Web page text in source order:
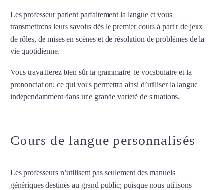
Les professeur parlent parfaitement la langue et vous
transmettrons leurs savoirs dès le premier cours à partir de jeux
de rôles, de mises en scènes et de résolution de problèmes de la
vie quotidienne.
Vous travaillerez bien sûr la grammaire, le vocabulaire et la
prononciation; ce qui vous permettra ainsi d’utiliser la langue
indépendamment dans une grande variété de situations.
Cours de langue personnalisés
Les professeurs n’utilisent pas seulement des manuels
génériques destinés au grand public; puisque nous utilisons